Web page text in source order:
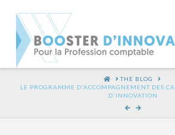
HOME
THE BLOG
LE PROGRAMME D'ACCOMPAGNEMENT DES
D'INNOVATION